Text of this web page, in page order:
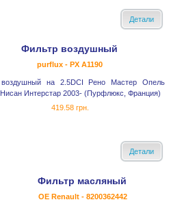
Детали
Фильтр воздушный
purflux - PX A1190
воздушный на 2.5DCI Рено Мастер Опель
Интерстар 2003- (Пурфлюкс, Франция)
419.58 грн.
Детали
Фильтр масляный
OE Renault - 8200362442